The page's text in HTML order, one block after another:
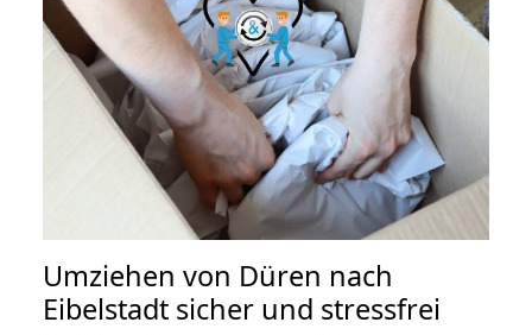
Umziehen von Düren nach
Eibelstadt sicher und stressfrei